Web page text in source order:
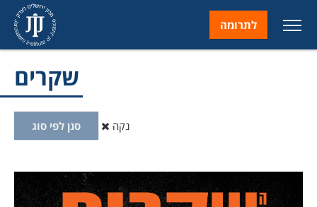
לתרומה
שקרים
סנן לפי סוג נקה